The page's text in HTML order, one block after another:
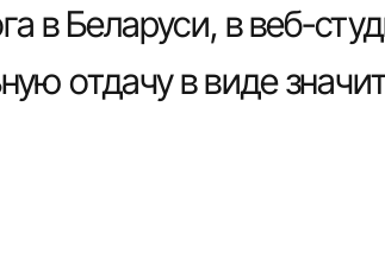
в Беларуси, в веб-
отдачу в виде